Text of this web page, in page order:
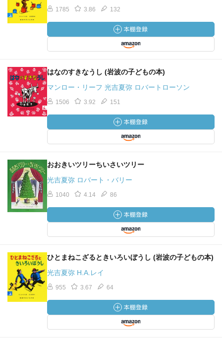
1785 3.86 132
はなのすきなうし (岩波の子どもの本)
マンロー・リーフ 光吉夏弥 ロバートローソン
1506 3.92 151
おおきいツリーちいさいツリー
光吉夏弥 ロバート・バリー
1040 4.14 86
ひとまねこざるときいろいぼうし (岩波の子どもの本)
光吉夏弥 H.A.レイ
955 3.67 64